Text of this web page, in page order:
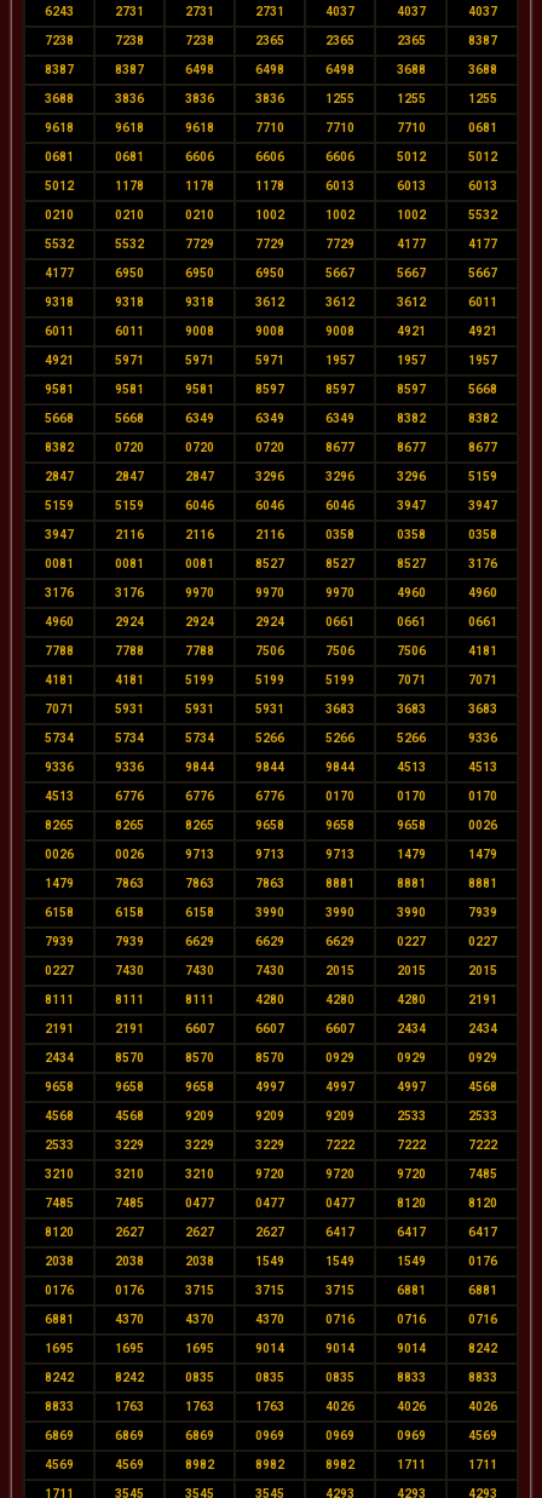
6243 2731 2731 2731 4037 4037 4037
7238 7238 7238 2365 2365 2365 8387
8387 8387 6498 6498 6498 3688 3688
3688 3836 3836 3836 1255 1255 1255
9618 9618 9618 7710 7710 7710 0681
0681 0681 6606 6606 6606 5012 5012
5012 1178 1178 1178 6013 6013 6013
0210 0210 0210 1002 1002 1002 5532
5532 5532 7729 7729 7729 4177 4177
4177 6950 6950 6950 5667 5667 5667
9318 9318 9318 3612 3612 3612 6011
6011 6011 9008 9008 9008 4921 4921
4921 5971 5971 5971 1957 1957 1957
9581 9581 9581 8597 8597 8597 5668
5668 5668 6349 6349 6349 8382 8382
8382 0720 0720 0720 8677 8677 8677
2847 2847 2847 3296 3296 3296 5159
5159 5159 6046 6046 6046 3947 3947
3947 2116 2116 2116 0358 0358 0358
0081 0081 0081 8527 8527 8527 3176
3176 3176 9970 9970 9970 4960 4960
4960 2924 2924 2924 0661 0661 0661
7788 7788 7788 7506 7506 7506 4181
4181 4181 5199 5199 5199 7071 7071
7071 5931 5931 5931 3683 3683 3683
5734 5734 5734 5266 5266 5266 9336
9336 9336 9844 9844 9844 4513 4513
4513 6776 6776 6776 0170 0170 0170
8265 8265 8265 9658 9658 9658 0026
0026 0026 9713 9713 9713 1479 1479
1479 7863 7863 7863 8881 8881 8881
6158 6158 6158 3990 3990 3990 7939
7939 7939 6629 6629 6629 0227 0227
0227 7430 7430 7430 2015 2015 2015
8111 8111 8111 4280 4280 4280 2191
2191 2191 6607 6607 6607 2434 2434
2434 8570 8570 8570 0929 0929 0929
9658 9658 9658 4997 4997 4997 4568
4568 4568 9209 9209 9209 2533 2533
2533 3229 3229 3229 7222 7222 7222
3210 3210 3210 9720 9720 9720 7485
7485 7485 0477 0477 0477 8120 8120
8120 2627 2627 2627 6417 6417 6417
2038 2038 2038 1549 1549 1549 0176
0176 0176 3715 3715 3715 6881 6881
6881 4370 4370 4370 0716 0716 0716
1695 1695 1695 9014 9014 9014 8242
8242 8242 0835 0835 0835 8833 8833
8833 1763 1763 1763 4026 4026 4026
6869 6869 6869 0969 0969 0969 4569
4569 4569 8982 8982 8982 1711 1711
1711 3545 3545 3545 4293 4293 4293